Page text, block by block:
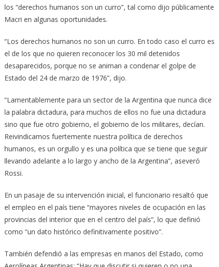
los “derechos humanos son un curro”, tal como dijo públicamente
Macri en algunas oportunidades.
“Los derechos humanos no son un curro. En todo caso el curro es
el de los que no quieren reconocer los 30 mil detenidos
desaparecidos, porque no se animan a condenar el golpe de
Estado del 24 de marzo de 1976”, dijo.
“Lamentablemente para un sector de la Argentina que nunca dice
la palabra dictadura, para muchos de ellos no fue una dictadura
sino que fue otro gobierno, el gobierno de los militares, decían.
Reivindicamos fuertemente nuestra política de derechos
humanos, es un orgullo y es una política que se tiene que seguir
llevando adelante a lo largo y ancho de la Argentina”, aseveró
Rossi.
En un pasaje de su intervención inicial, el funcionario resaltó que
el empleo en el país tiene “mayores niveles de ocupación en las
provincias del interior que en el centro del país”, lo que definió
como “un dato histórico definitivamente positivo”.
También defendió a las empresas en manos del Estado, como